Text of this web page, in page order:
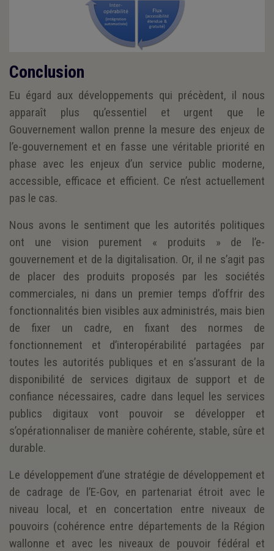
Conclusion
Eu égard aux développements qui précèdent, il nous
apparaît plus qu’essentiel et urgent que le
Gouvernement wallon prenne la mesure des enjeux de
l’e-gouvernement et en fasse une véritable priorité en
phase avec les enjeux d’un service public moderne,
accessible, efficace et efficient. Ce n’est actuellement
pas le cas.
Nous avons le sentiment que les autorités politiques
ont une vision purement « produits » de l’e-
gouvernement et de la digitalisation. Or, il ne s’agit pas
de placer des produits proposés par les sociétés
commerciales, ni dans un premier temps d’offrir des
fonctionnalités bien visibles aux administrés, mais bien
de fixer un cadre, en fixant des normes de
fonctionnement et d’interopérabilité partagées par
toutes les autorités publiques et en s’assurant de la
disponibilité de services digitaux de support et de
confiance nécessaires, cadre dans lequel les services
publics digitaux vont pouvoir se développer et
s’opérationnaliser de manière cohérente, stable, sûre et
durable.
Le développement d’une stratégie de développement et
de cadrage de l’E-Gov, en partenariat étroit avec le
niveau local, et en concertation entre niveaux de
pouvoirs (cohérence entre départements de la Région
wallonne et avec les niveaux de pouvoir fédéral et